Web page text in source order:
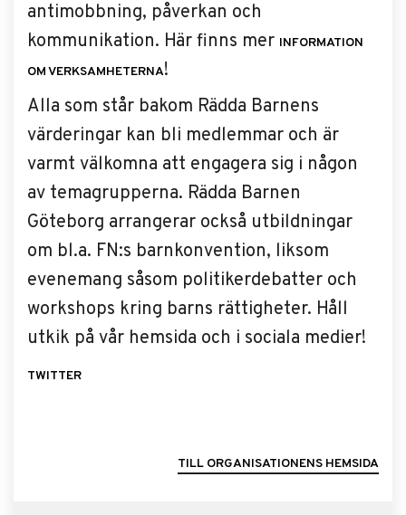
antimobbning, påverkan och
kommunikation. Här finns mer INFORMATION
OM VERKSAMHETERNA!
Alla som står bakom Rädda Barnens
värderingar kan bli medlemmar och är
varmt välkomna att engagera sig i någon
av temagrupperna. Rädda Barnen
Göteborg arrangerar också utbildningar
om bl.a. FN:s barnkonvention, liksom
evenemang såsom politikerdebatter och
workshops kring barns rättigheter. Håll
utkik på vår hemsida och i sociala medier!
TWITTER
TILL ORGANISATIONENS HEMSIDA